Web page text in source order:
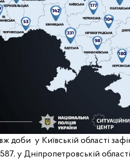
доби у Київській області
587, у Дніпропетровській